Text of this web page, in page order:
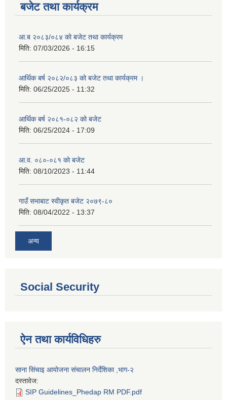
बजेट तथा कार्यक्रम
आ.ब २०८३/०८४ को बजेट तथा कार्यक्रम
मिति: 07/03/2026 - 16:15
आर्थिक बर्ष २०८२/०८३ को बजेट तथा कार्यक्रम ।
मिति: 06/25/2025 - 11:32
आर्थिक बर्ष २०८१-०८२ को बजेट
मिति: 06/25/2024 - 17:09
आ.व. ०८०-०८१ को बजेट
मिति: 08/10/2023 - 11:44
गाउँ सभाबाट स्वीकृत बजेट २०७९-८०
मिति: 08/04/2022 - 13:37
अन्य
Social Security
ऐन तथा कार्यविधिहरु
साना सिंचाइ आयोजना संचालन निर्देशिका ,भाग-२
दस्तावेज:
SIP Guidelines_Phedap RM PDF.pdf